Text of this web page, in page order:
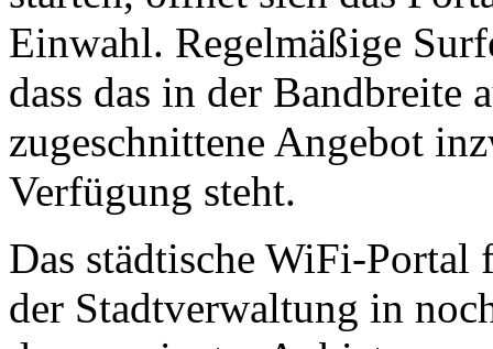
Einwahl. Regelmäßige
dass das in der Bandbreite
zugeschnittene Angebot
Verfügung steht.
Das städtische WiFi-
der Stadtverwaltung in